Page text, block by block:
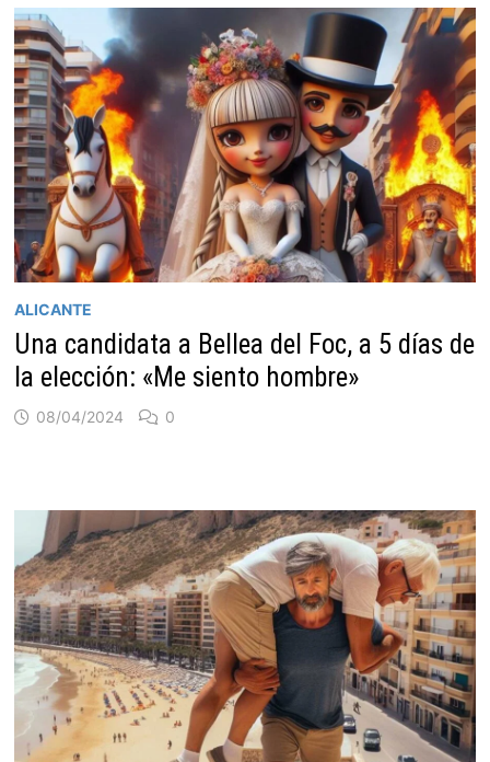
ALICANTE
Una candidata a Bellea del Foc, a 5 días de
la elección: «Me siento hombre»
08/04/2024 0